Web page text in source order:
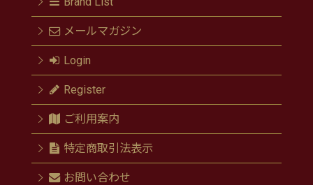
メールマガジン
Login
Register
ご利用案内
特定商取引法表示
お問い合わせ